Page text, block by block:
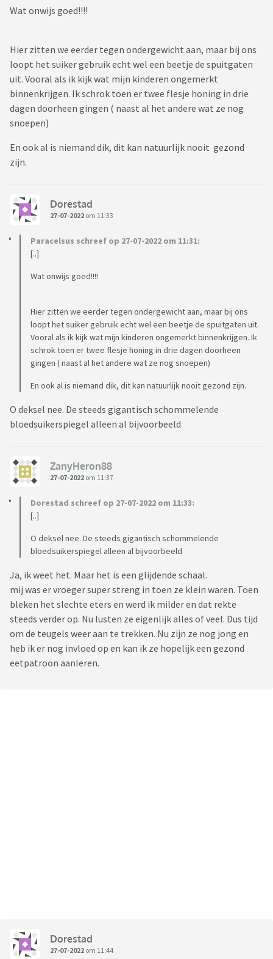
Wat onwijs goed!!!!
Hier zitten we eerder tegen ondergewicht aan, maar bij ons
loopt het suiker gebruik echt wel een beetje de spuitgaten
uit. Vooral als ik kijk wat mijn kinderen ongemerkt
binnenkrijgen. Ik schrok toen er twee flesje honing in drie
dagen doorheen gingen ( naast al het andere wat ze nog
snoepen)
En ook al is niemand dik, dit kan natuurlijk nooit gezond
zijn.
Dorestad
27-07-2022 om 11:33
Paracelsus schreef op 27-07-2022 om 11:31:
[..]
Wat onwijs goed!!!!
Hier zitten we eerder tegen ondergewicht aan, maar bij ons
loopt het suiker gebruik echt wel een beetje de spuitgaten uit.
Vooral als ik kijk wat mijn kinderen ongemerkt binnenkrijgen. Ik
schrok toen er twee flesje honing in drie dagen doorheen
gingen ( naast al het andere wat ze nog snoepen)
En ook al is niemand dik, dit kan natuurlijk nooit gezond zijn.
O deksel nee. De steeds gigantisch schommelende
bloedsuikerspiegel alleen al bijvoorbeeld
ZanyHeron88
27-07-2022 om 11:37
Dorestad schreef op 27-07-2022 om 11:33:
[..]
O deksel nee. De steeds gigantisch schommelende
bloedsuikerspiegel alleen al bijvoorbeeld
Ja, ik weet het. Maar het is een glijdende schaal.
mij was er vroeger super streng in toen ze klein waren. Toen
bleken het slechte eters en werd ik milder en dat rekte
steeds verder op. Nu lusten ze eigenlijk alles of veel. Dus tijd
om de teugels weer aan te trekken. Nu zijn ze nog jong en
heb ik er nog invloed op en kan ik ze hopelijk een gezond
eetpatroon aanleren.
Dorestad
27-07-2022 om 11:44